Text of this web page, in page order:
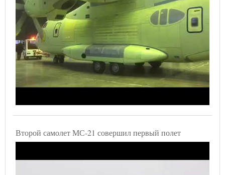
Второй самолет МС-21 совершил первый полет